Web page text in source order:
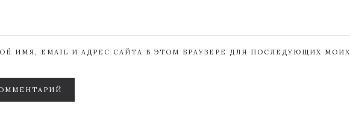
ИМЯ, EMAIL И АДРЕС САЙТА В ЭТОМ БРАУЗЕРЕ ДЛЯ ПОСЛЕДУЮЩИХ МОИХ